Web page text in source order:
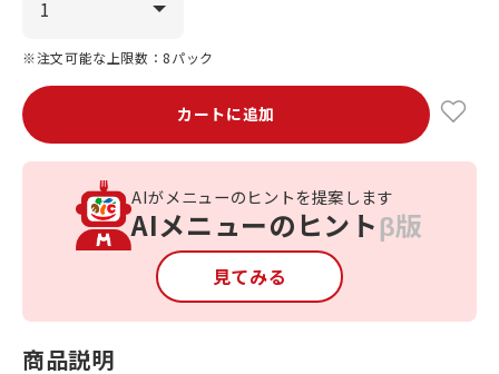
※注文可能な上限数：8パック
カートに追加
AIがメニューのヒントを提案します
AIメニューのヒントβ版
見てみる
商品説明